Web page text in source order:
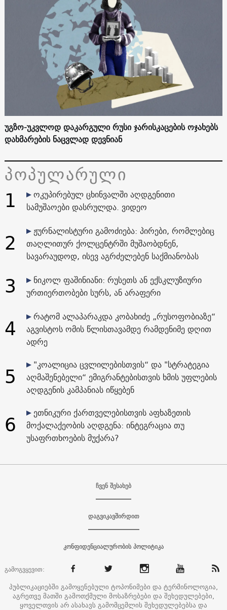
უგზო-უკვლოდ დაკარგული რუსი ჯარისკაცების ოჯახებს
დახმარების ნაცვლად დევნიან
პოპულარული
1
ოკუპირებულ ცხინვალში აღდგენითი
სამუშაოები დასრულდა. ვიდეო
2
ჟურნალისტური გამოძიება: პირები, რომლებიც
თაღლითურ ქოლცენტრში მუშაობდნენ,
სავარაუდოდ, ისევ აგრძელებენ საქმიანობას
3
ნიკოლ ფაშინიანი: რუსეთს ან ექსკლუზიური
ურთიერთობები სურს, ან არაფერი
4
რატომ ალაპარაკდა კობახიძე „რუსოფობიაზე“
აგვისტოს ომის წლისთავამდე რამდენიმე დღით
ადრე
5
"კოალიცია ცვლილებისთვის“ და "სტრატეგია
აღმაშენებელი“ ემიგრანტებისთვის ხმის უფლების
აღდგენის კამპანიას იწყებენ
6
ეთნიკური ქართველებისთვის აფხაზეთის
მოქალაქეობის აღდგენა: ინტეგრაცია თუ
უსაფრთხოების მუქარა?
ჩვენ შესახებ
დაგვიკავშირდით
კონფიდენციალურობის პოლიტიკა
გამოგვყევით:
პუბლიკაციებში გამოყენებული ტოპონიმები და ტერმინოლოგია,
აგრეთვე მათში გამოთქმული მოსაზრებები და შეხედულებები,
ყოველთვის არ ასახავს გამომცემლის შეხედულებებსა და